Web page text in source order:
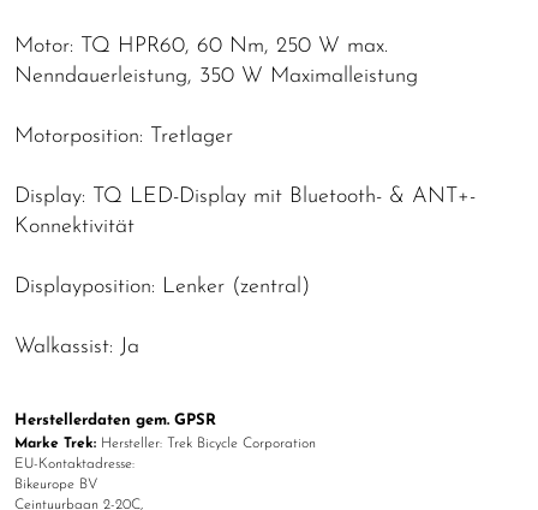
Motor: TQ HPR60, 60 Nm, 250 W max.
Nenndauerleistung, 350 W Maximalleistung
Motorposition: Tretlager
Display: TQ LED-Display mit Bluetooth- & ANT+-
Konnektivität
Displayposition: Lenker (zentral)
Walkassist: Ja
Herstellerdaten gem. GPSR
Marke Trek: Hersteller: Trek Bicycle Corporation
EU-Kontaktadresse:
Bikeurope BV
Ceintuurbaan 2-20C,